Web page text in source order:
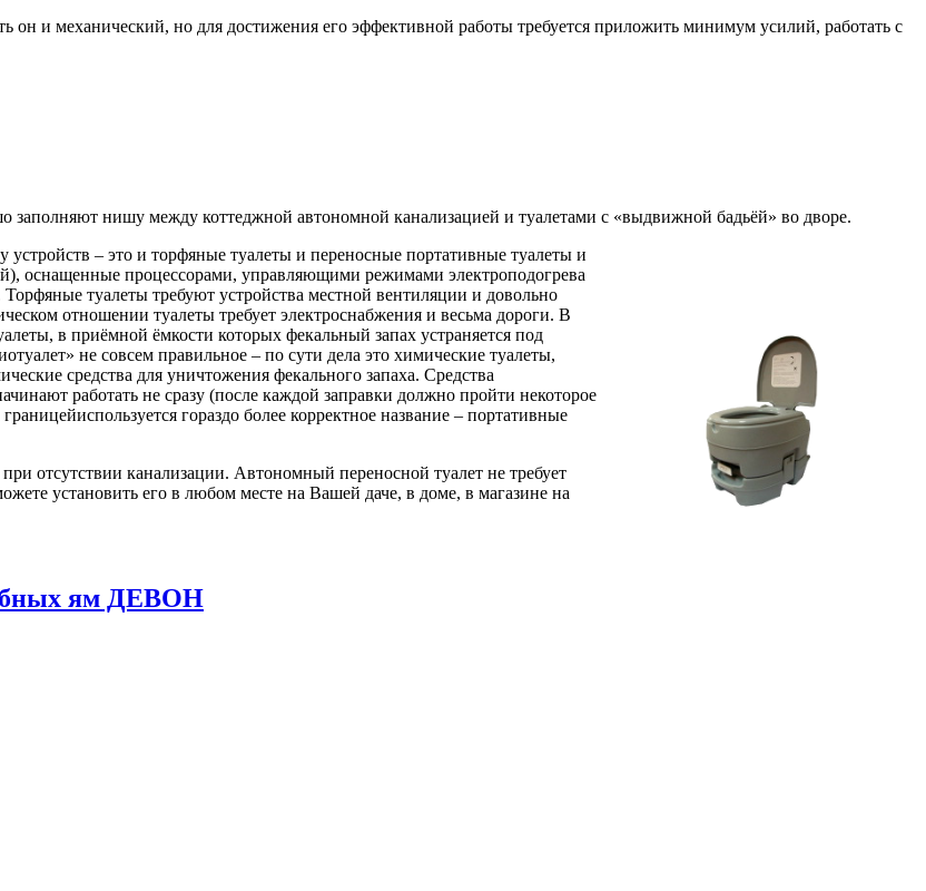
он и механический, но для достижения его эффективной работы требуется приложить минимум усилий, работать с
заполняют нишу между коттеджной автономной канализацией и туалетами с «выдвижной бадьёй» во дворе.
– это и торфяные туалеты и переносные портативные туалеты и
оснащенные процессорами, управляющими режимами электроподогрева
туалеты требуют устройства местной вентиляции и довольно
отношении туалеты требует электроснабжения и весьма дороги. В
в приёмной ёмкости которых фекальный запах устраняется под
не совсем правильное – по сути дела это химические туалеты,
средства для уничтожения фекального запаха. Средства
работать не сразу (после каждой заправки должно пройти некоторое
гораздо более корректное название – портативные
отсутствии канализации. Автономный переносной туалет не требует
установить его в любом месте на Вашей даче, в доме, в магазине на
ям ДЕВОН